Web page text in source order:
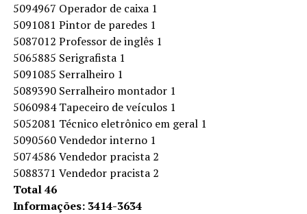
5094967 Operador de caixa 1
5091081 Pintor de paredes 1
5087012 Professor de inglês 1
5065885 Serigrafista 1
5091085 Serralheiro 1
5089390 Serralheiro montador 1
5060984 Tapeceiro de veículos 1
5052081 Técnico eletrônico em geral 1
5090560 Vendedor interno 1
5074586 Vendedor pracista 2
5088371 Vendedor pracista 2
Total 46
Informações: 3414-3634